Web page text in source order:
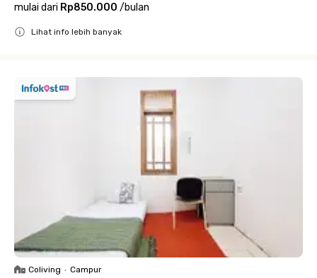
mulai dari Rp850.000 /bulan
Lihat info lebih banyak
Coliving • Campur